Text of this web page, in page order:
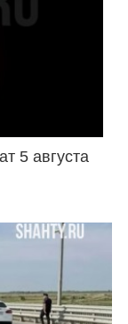
5 августа